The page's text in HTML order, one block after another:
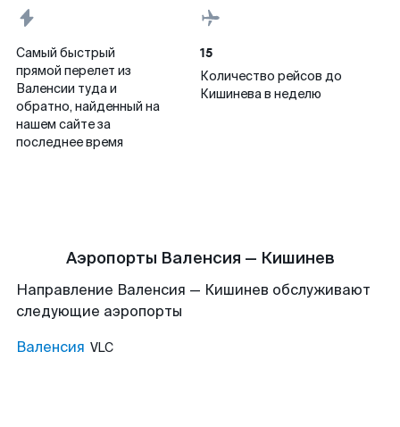
Самый быстрый
прямой перелет из
Валенсии туда и
обратно, найденный на
нашем сайте за
последнее время
15
Количество рейсов до
Кишинева в неделю
Аэропорты Валенсия — Кишинев
Направление Валенсия — Кишинев обслуживают
следующие аэропорты
Валенсия VLC